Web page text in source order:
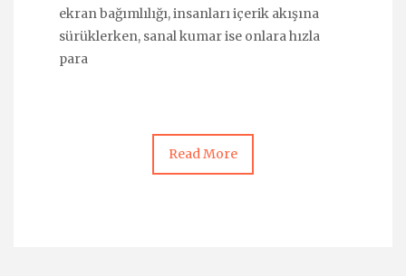
ekran bağımlılığı, insanları içerik akışına
sürüklerken, sanal kumar ise onlara hızla
para
Read More